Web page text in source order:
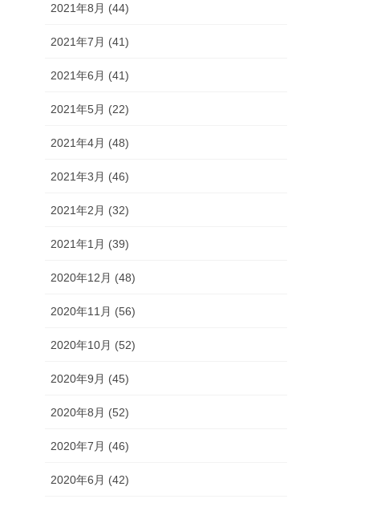
2021年8月 (44)
2021年7月 (41)
2021年6月 (41)
2021年5月 (22)
2021年4月 (48)
2021年3月 (46)
2021年2月 (32)
2021年1月 (39)
2020年12月 (48)
2020年11月 (56)
2020年10月 (52)
2020年9月 (45)
2020年8月 (52)
2020年7月 (46)
2020年6月 (42)